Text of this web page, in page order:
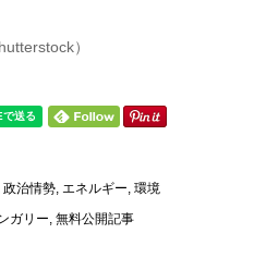
）
政治情勢, エネルギー 環境
ガリー 無料公開記事